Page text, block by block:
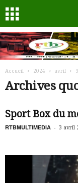
Accueil 2024 avril 3
Archives
Sport Box du
RTBMULTIMEDIA - 3 avril